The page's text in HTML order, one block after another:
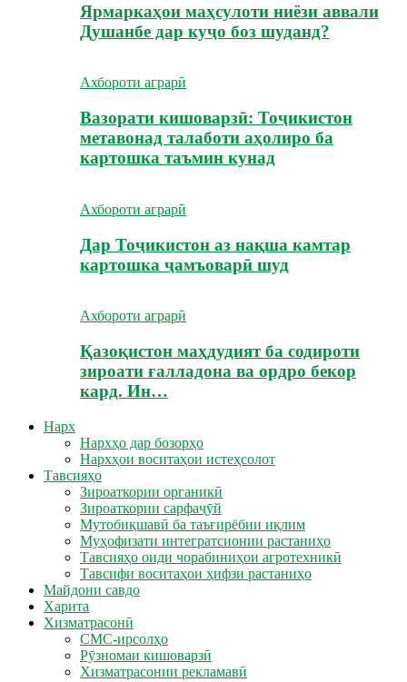
Ярмаркаҳои маҳсулоти ниёзи аввали
Душанбе дар куҷо боз шуданд?
Ахбороти аграрӣ
Вазорати кишоварзӣ: Тоҷикистон
метавонад талаботи аҳолиро ба
картошка таъмин кунад
Ахбороти аграрӣ
Дар Тоҷикистон аз нақша камтар
картошка ҷамъоварӣ шуд
Ахбороти аграрӣ
Қазоқистон маҳдудият ба содироти
зироати ғалладона ва ордро бекор
кард. Ин…
Нарх
Нархҳо дар бозорҳо
Нархҳои воситаҳои истеҳсолот
Тавсияҳо
Зироаткории органикӣ
Зироаткории сарфаҷӯй
Мутобиқшавӣ ба таъғирёбии иқлим
Муҳофизати интегратсионии растаниҳо
Тавсияҳо оиди чорабиниҳои агротехникӣ
Тавсифи воситаҳои ҳифзи растаниҳо
Майдони савдо
Харита
Хизматрасонӣ
СМС-ирсолҳо
Рӯзномаи кишоварзӣ
Хизматрасонии рекламавӣ